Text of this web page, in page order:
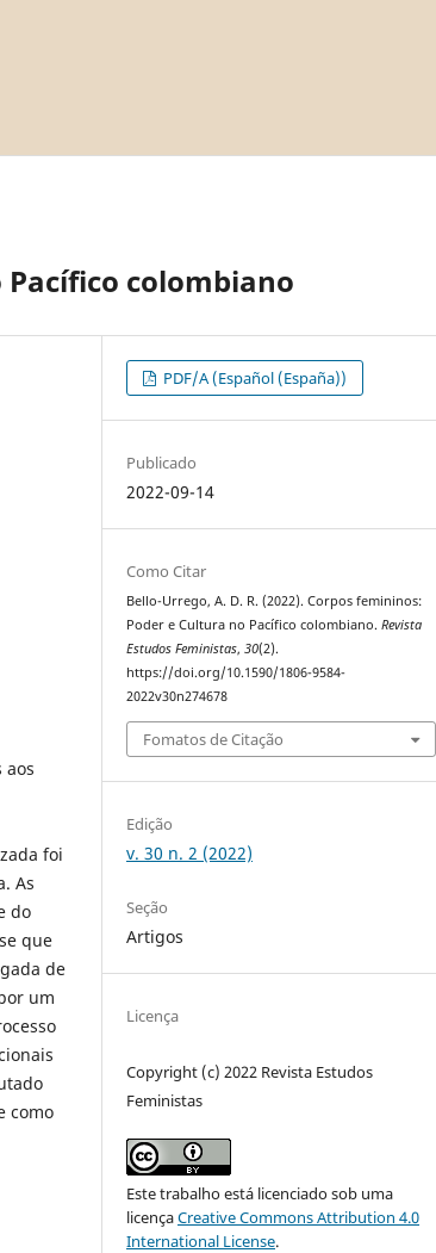
colombiano
aos
foi
As
do
que
de
um
como
PDF/A (Español (España))
Publicado
2022-09-14
Como Citar
Bello-Urrego, A. D. R. (2022). Corpos femininos:
Poder e Cultura no Pacífico colombiano.Revista
Estudos Feministas,30(2).
https://doi.org/10.1590/1806-9584-
2022v30n274678
Fomatos de Citação
Edição
v. 30 n. 2 (2022)
Seção
Artigos
Licença
Copyright (c) 2022 Revista Estudos
Feministas
Este trabalho está licenciado sob uma
licençaCreative Commons Attribution 4.0
International License.